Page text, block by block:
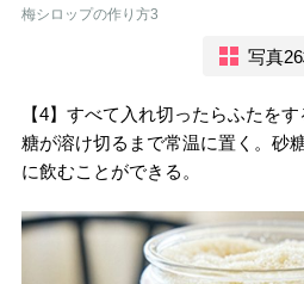
梅シロップの作り方3
写真
【4】すべて入れ切ったらふたを
糖が溶け切るまで常温に置く。砂
に飲むことができる。